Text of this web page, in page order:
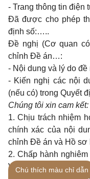
- Trang thông tin điện
Đã được cho phép
định số:…..
Đề nghị (Cơ quan
chỉnh Đề án…:
- Nội dung và lý do đề
- Kiến nghị các nội
(nếu có) trong Quyết
Chúng tôi xin cam kết:
1. Chịu trách nhiệm
chính xác của nội
chỉnh Đề án và Hồ sơ
2. Chấp hành
Việt Nam.
Chú thích màu chỉ dẫn